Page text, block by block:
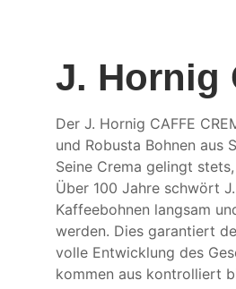
J. Hornig
Der J. Hornig CAFFE
und Robusta Bohnen aus
Seine Crema gelingt
Über 100 Jahre schwört
Kaffeebohnen langsam
werden. Dies garantiert
volle Entwicklung des
kommen aus kontrolliert